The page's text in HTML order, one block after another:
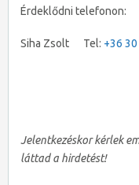
Érdeklődni telefonon:
Siha Zsolt Tel: +36
Jelentkezéskor kérlek
láttad a hirdetést!